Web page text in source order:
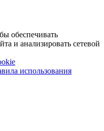
обеспечивать
и анализировать сетевой
использования